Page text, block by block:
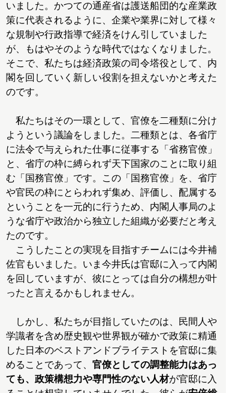
いました。かつての通産省は護送船団的な産業政
策に代表されるように、企業や業界に対して様々
な規制や行政指導で経済をけん引していました
が、もはやそのような時代ではなくなりました。
そこで、私たちは経済政策の司令塔役として、内
閣を回していく新しい役割を担えないかと考えた
のです。
私たちはその一環として、官僚を二種類に分け
ようという議論をしました。二種類とは、各省庁
に法令で与えられた仕事に従事する「省務官僚」
と、省庁の枠に縛られず天下国家のことに取り組
む「国務官僚」です。この「国務官僚」を、省庁
や官民の枠にとらわれず集め、評価し、配属する
ということを一元的に行うため、内閣人事局のよ
うな省庁や政治から独立した組織が必要だと考え
たのです。
こうしたことの実現を目指すチームには今井補
佐官もいました。いま今井氏は官邸に入って内閣
を回していますが、彼にとっては自分の構想が叶
ったと言えるかもしれません。
しかし、私たちが目指していたのは、民間人や
学識者を含め歴史観や世界観が確かで政策に精通
した日本のベストアンドブライテストを官邸に集
めることであって、 官僚としての調整能力はあっ
ても、政策構想力や専門性のない人材が官邸に入